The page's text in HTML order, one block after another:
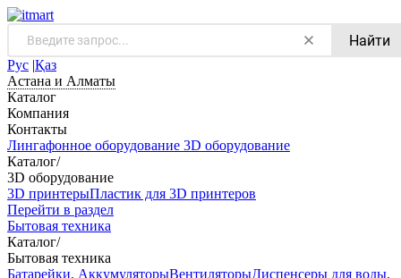
Найти
Рус |Қаз
Астана и Алматы
Каталог
Компания
Контакты
Лингафонное оборудование 3D оборудование
Каталог/
3D оборудование
3D принтерыПластик для 3D принтеров
Перейти в раздел
Бытовая техника
Каталог/
Бытовая техника
Батарейки, АккумуляторыВентиляторыДиспенсеры для воды,